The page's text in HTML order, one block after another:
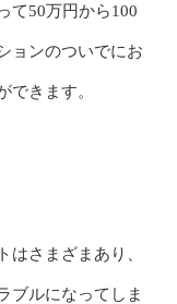
て50万円から100
ョンのついでにお
できます。
はさまざまあり、
ブルになってしま